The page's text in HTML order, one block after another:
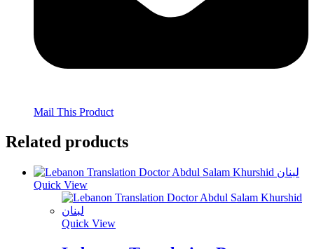
Mail This Product
Related products
Quick View
Quick View